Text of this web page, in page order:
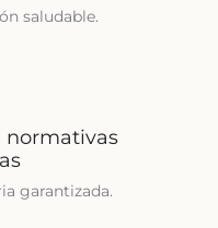
saludable.
garantizada.